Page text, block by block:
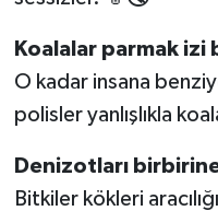
Koalalar parmak izi
O kadar insana
polisler yanlışlıkla
Denizotları
Bitkiler kökleri